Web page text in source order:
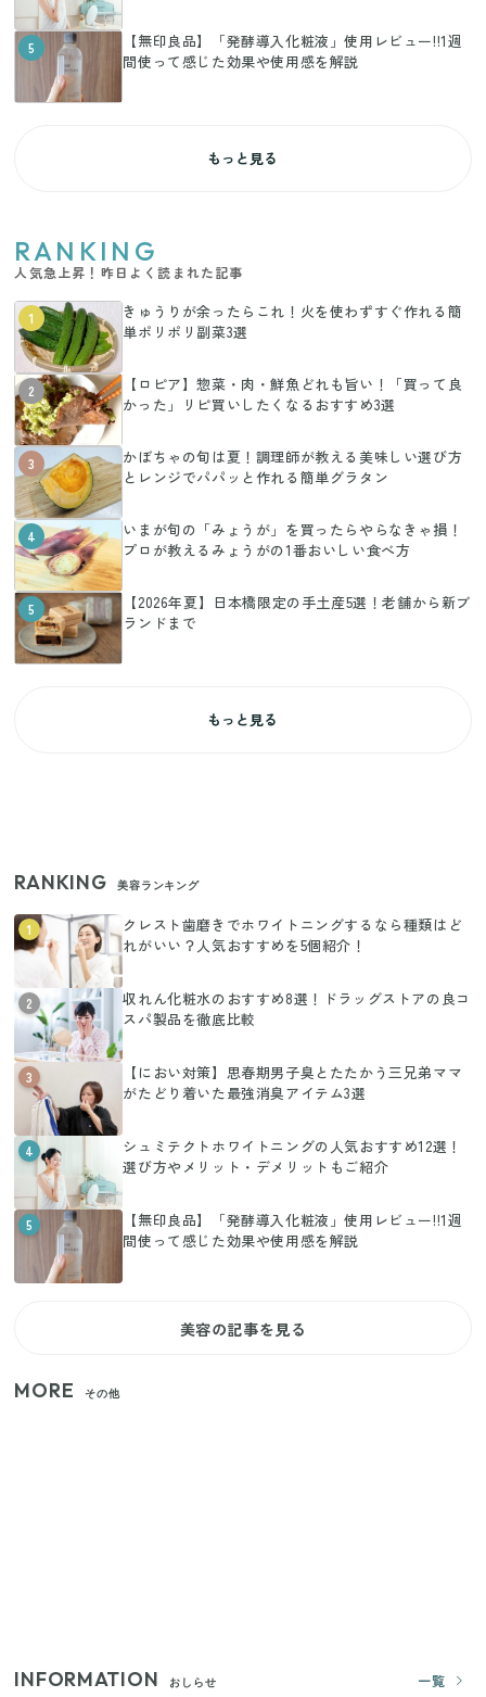
5
【無印良品】「発酵導入化粧液」使用レビュー!!1週
間使って感じた効果や使用感を解説
もっと見る
RANKING
人気急上昇！昨日よく読まれた記事
1
きゅうりが余ったらこれ！火を使わずすぐ作れる簡
単ポリポリ副菜3選
2
【ロピア】惣菜・肉・鮮魚どれも旨い！「買って良
かった」リピ買いしたくなるおすすめ3選
3
かぼちゃの旬は夏！調理師が教える美味しい選び方
とレンジでパパッと作れる簡単グラタン
4
いまが旬の「みょうが」を買ったらやらなきゃ損！
プロが教えるみょうがの1番おいしい食べ方
5
【2026年夏】日本橋限定の手土産5選！老舗から新ブ
ランドまで
もっと見る
RANKING 美容ランキング
1
クレスト歯磨きでホワイトニングするなら種類はど
れがいい？人気おすすめを5個紹介！
2
収れん化粧水のおすすめ8選！ドラッグストアの良コ
スパ製品を徹底比較
3
【におい対策】思春期男子臭とたたかう三兄弟ママ
がたどり着いた最強消臭アイテム3選
4
シュミテクトホワイトニングの人気おすすめ12選！
選び方やメリット・デメリットもご紹介
5
【無印良品】「発酵導入化粧液」使用レビュー!!1週
間使って感じた効果や使用感を解説
美容の記事を見る
MORE その他
INFORMATION おしらせ 一覧